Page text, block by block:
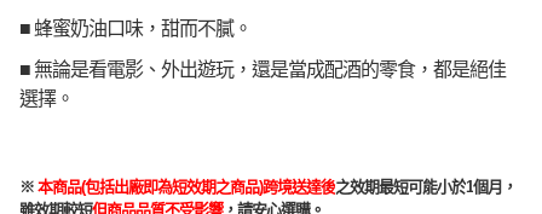
■ 蜂蜜奶油口味，甜而不膩。
■ 無論是看電影、外出遊玩，還是當成配酒的零食，都是絕佳
選擇。
※ 本商品(包括出廠即為短效期之商品)跨境送達後之效期最短可能小於1個月，
雖效期較短但商品品質不受影響，請安心選購。